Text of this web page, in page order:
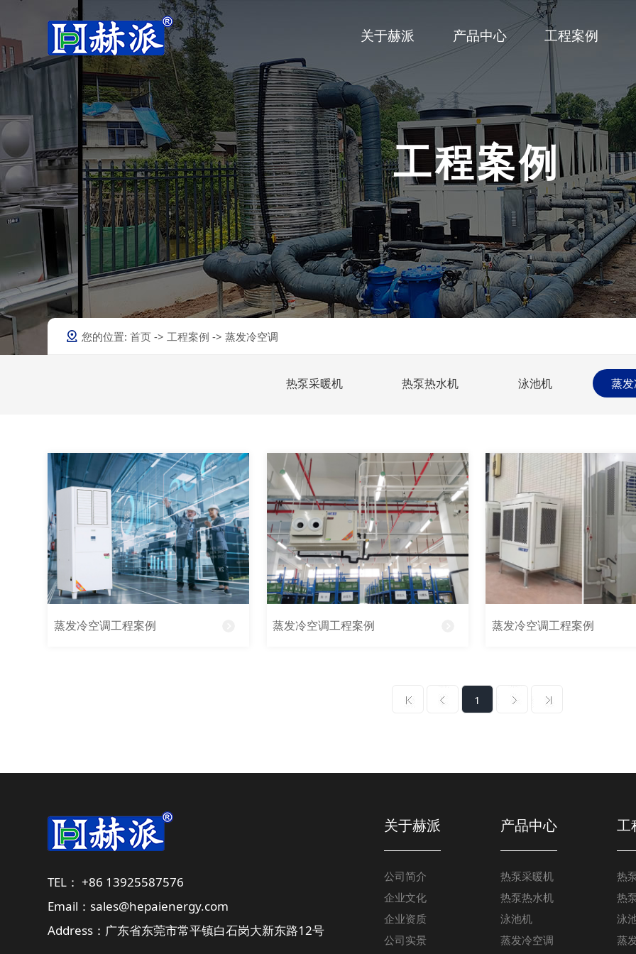
关于赫派
公司简介 企业文化 企业资质 公司实景
产品中心
热泵采暖机
常温冷暖机
超低温冷暖机
变频冷暖机
热泵热水机
常温热水机
超低温热水机
低温热水机
高温热水机
泳池机
家用型款超低温冷暖机 R32变频冷暖机
不锈钢变频冷暖机
工程案例
热泵采暖机 热泵热水机 泳池机 蒸发
赫派服务 新闻资讯 常见问题
工程案例
您的位置:首页 ->工程案例 -> 蒸发冷空调
热泵采暖机 热泵热水机 泳池机 蒸
蒸发冷空调工程案例 蒸发冷空调工程案例 蒸发冷空调工程案例
1
TEL： +86 13925587576
Email：sales@hepaienergy.com
Address：广东省东莞市常平镇白石岗大新东路12号
关于赫派
公司简介
企业文化
企业资质
公司实景
产品中心
热泵采暖机
热泵热水机
泳池机
蒸发冷空调
工
热
热
泳
蒸